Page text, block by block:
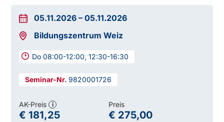
05.11.2026 –05.11.2026
Bildungszentrum Weiz
Do 08:00-12:00, 12:30-16:30
9820001726
AK-Preis i
€ 181,25
Preis
€ 275,00